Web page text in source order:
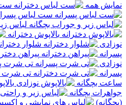
نمایش همه
ست
ست لباس
لباس
بالاپوش دخترانه
نوزادی
شلوار
پسرانه
پیراهن
نوزادی
تی شرت
پسرانه
تی شرت
ساعت بچگانه
جواهرات بچگانه
(بچگانه)